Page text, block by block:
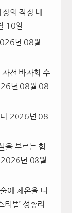
장의 직장 내
10일
년 08월
자선 바자회 수
년 08월 08
2026년 08
을 부르는 힘
2026년 08월
에 체온을 더
벌’ 성황리